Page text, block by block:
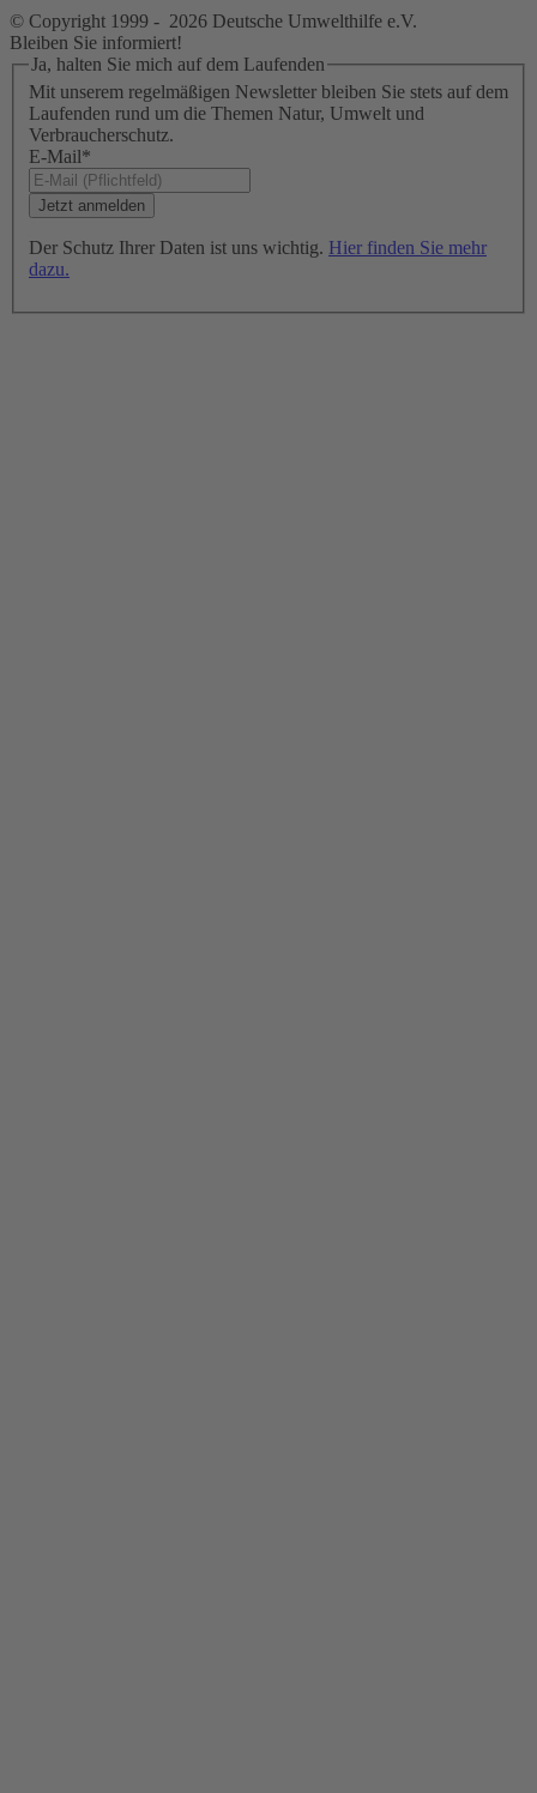
© Copyright 1999 - 2026 Deutsche Umwelthilfe e.V.
Bleiben Sie informiert!
Ja, halten Sie mich auf dem Laufenden
Mit unserem regelmäßigen Newsletter bleiben Sie stets auf dem
Laufenden rund um die Themen Natur, Umwelt und
Verbraucherschutz.
E-Mail*
Der Schutz Ihrer Daten ist uns wichtig. Hier finden Sie mehr
dazu.